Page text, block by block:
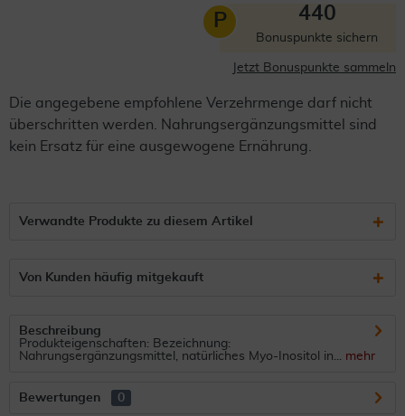
P 440
Bonuspunkte sichern
Jetzt Bonuspunkte sammeln
Die angegebene empfohlene Verzehrmenge darf nicht
überschritten werden. Nahrungsergänzungsmittel sind
kein Ersatz für eine ausgewogene Ernährung.
Verwandte Produkte zu diesem Artikel
Von Kunden häufig mitgekauft
Beschreibung
Produkteigenschaften: Bezeichnung:
Nahrungsergänzungsmittel, natürliches Myo-Inositol in... mehr
Bewertungen 0